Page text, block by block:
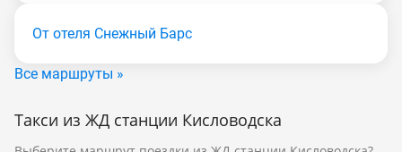
От отеля Снежный Барс
Все маршруты »
Такси из ЖД станции Кисловодска